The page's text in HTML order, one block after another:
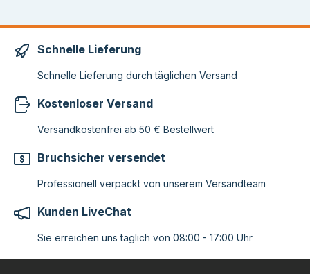
Schnelle Lieferung
Schnelle Lieferung durch täglichen Versand
Kostenloser Versand
Versandkostenfrei ab 50 € Bestellwert
Bruchsicher versendet
Professionell verpackt von unserem Versandteam
Kunden LiveChat
Sie erreichen uns täglich von 08:00 - 17:00 Uhr